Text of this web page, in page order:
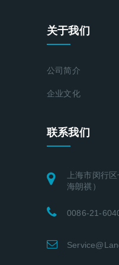
关于我们
公司简介
企业文化
联系我们
上海市闵行
海朗祺）
0086-21-